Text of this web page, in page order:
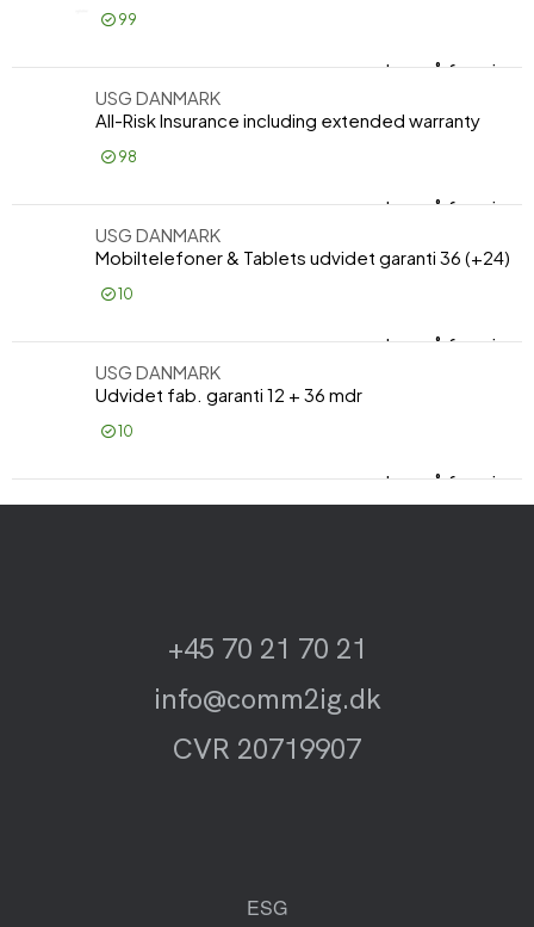
99
Log på for pris
USG DANMARK
All-Risk Insurance including extended warranty
98
Log på for pris
USG DANMARK
Mobiltelefoner & Tablets udvidet garanti 36 (+24)
10
Log på for pris
USG DANMARK
Udvidet fab. garanti 12 + 36 mdr
10
Log på for pris
+45 70 21 70 21
info@comm2ig.dk
CVR 20719907
ESG